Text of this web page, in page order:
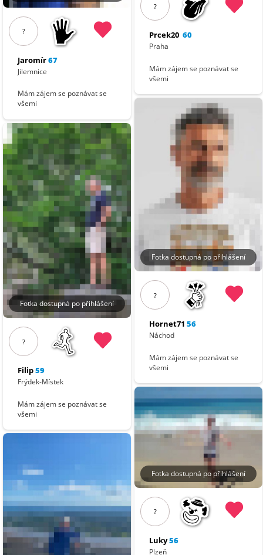
?
Jaromír67
Jilemnice
Mám zájem se poznávat se
všemi
Fotka dostupná po přihlášení
?
Filip59
Frýdek-Místek
Mám zájem se poznávat se
všemi
?
Prcek20 60
Praha
Mám zájem se poznávat se
všemi
Fotka dostupná po přihlášení
?
Hornet71 56
Náchod
Mám zájem se poznávat se
všemi
Fotka dostupná po přihlášení
?
Luky56
Plzeň